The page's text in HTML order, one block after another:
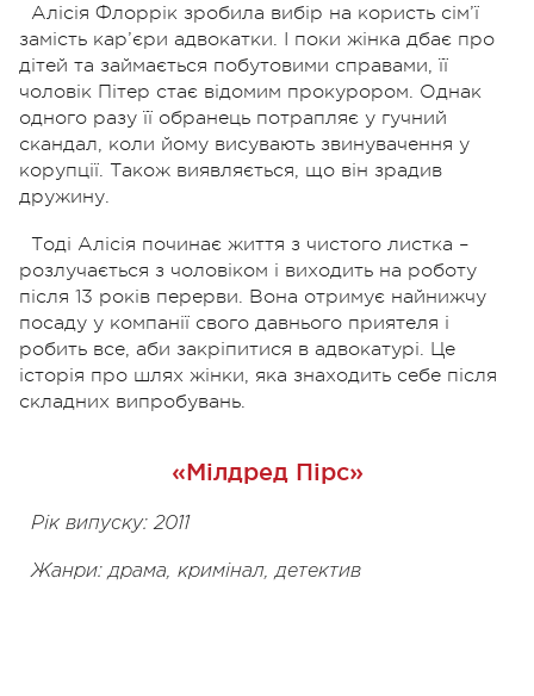
Алісія Флоррік зробила вибір на користь сім’ї
замість кар’єри адвокатки. І поки жінка дбає про
дітей та займається побутовими справами, її
чоловік Пітер стає відомим прокурором. Однак
одного разу її обранець потрапляє у гучний
скандал, коли йому висувають звинувачення у
корупції. Також виявляється, що він зрадив
дружину.
Тоді Алісія починає життя з чистого листка –
розлучається з чоловіком і виходить на роботу
після 13 років перерви. Вона отримує найнижчу
посаду у компанії свого давнього приятеля і
робить все, аби закріпитися в адвокатурі. Це
історія про шлях жінки, яка знаходить себе після
складних випробувань.
«Мілдред Пірс»
Рік випуску: 2011
Жанри: драма, кримінал, детектив